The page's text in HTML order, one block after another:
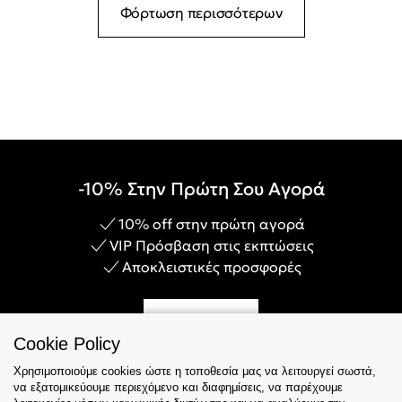
Φόρτωση περισσότερων
-10% Στην Πρώτη Σου Αγορά
10% off στην πρώτη αγορά
VIP Πρόσβαση στις εκπτώσεις
Αποκλειστικές προσφορές
Cookie Policy
Χρησιμοποιούμε cookies ώστε η τοποθεσία μας να λειτουργεί σωστά,
να εξατομικεύουμε περιεχόμενο και διαφημίσεις, να παρέχουμε